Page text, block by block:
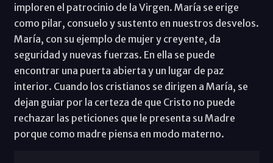
imploren el patrocinio de la Virgen. María se erige
como pilar, consuelo y sustento en nuestros desvelos.
María, con su ejemplo de mujer y creyente, da
seguridad y nuevas fuerzas. En ella se puede
encontrar una puerta abierta y un lugar de paz
interior. Cuando los cristianos se dirigen a María, se
dejan guiar por la certeza de que Cristo no puede
rechazar las peticiones que le presenta su Madre
porque como madre piensa en modo materno.